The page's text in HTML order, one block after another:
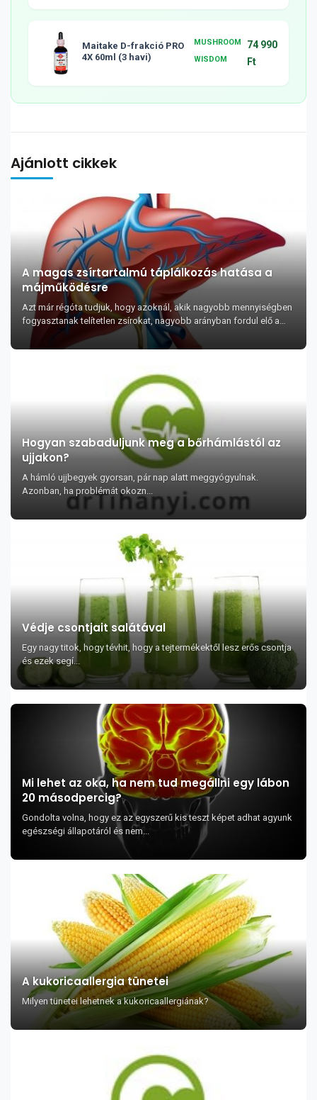
Maitake D-frakció PRO
4X 60ml (3 havi)
MUSHROOM
WISDOM
74 990
Ft
Ajánlott cikkek
A magas zsírtartalmú táplálkozás hatása a
májműködésre
Azt már régóta tudjuk, hogy azoknál, akik nagyobb mennyiségben
fogyasztanak telítetlen zsírokat, nagyobb arányban fordul elő a
nem alkohol okozta zsírmáj ...
Hogyan szabaduljunk meg a bőrhámlástól az
ujjakon?
A hámló ujjbegyek gyorsan, pár nap alatt meggyógyulnak.
Azonban, ha problémát okozn...
Védje csontjait salátával
Egy nagy titok, hogy tévhit, hogy a tejtermékektől lesz erős csontja
és ezek segí...
Mi lehet az oka, ha nem tud megállni egy lábon
20 másodpercig?
Gondolta volna, hogy ez az egyszerű kis teszt képet adhat agyunk
egészségi állapotáról és nem...
A kukoricaallergia tünetei
Milyen tünetei lehetnek a kukoricaallergiának?